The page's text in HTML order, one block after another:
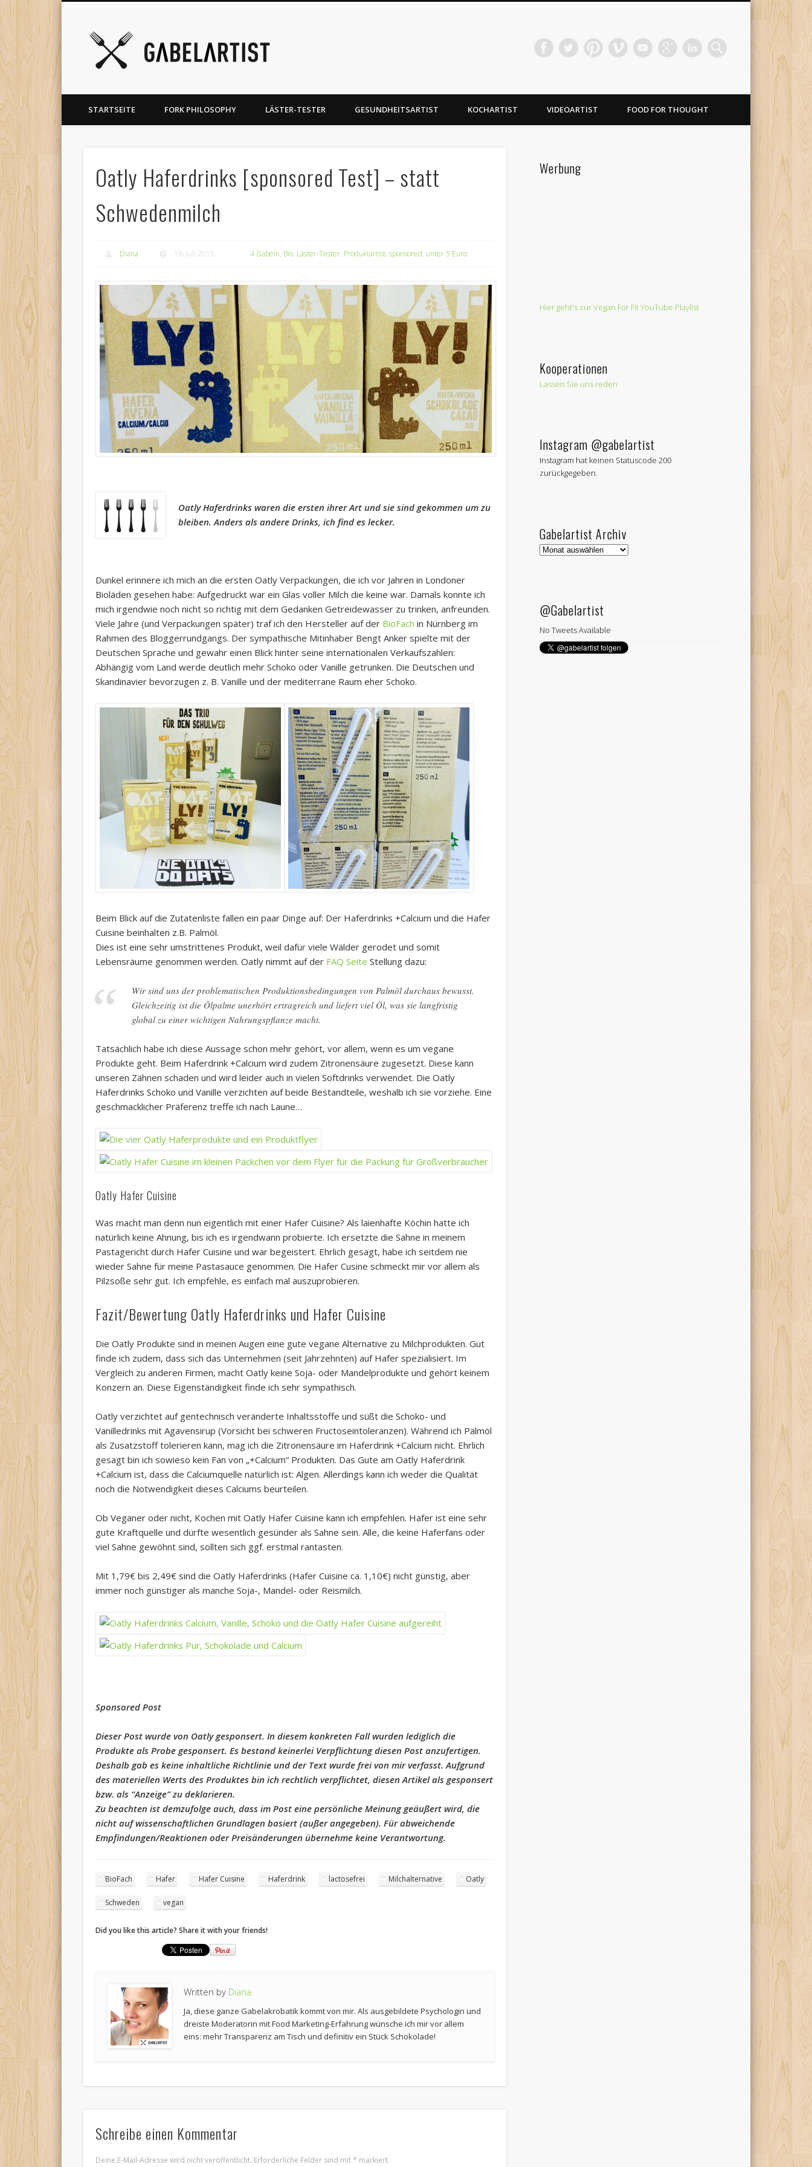
Foodblog für bewusste Ernährung – Restauranttests, Produkttests, Food Hacks
Vimeo Vimeo Google+ LinkedIn
STARTSEITE FORK PHILOSOPHY LÄSTER-TESTER GESUNDHEITSARTIST KOCHARTIST VIDEOARTIST FOOD FOR THOUGHT
Oatly Haferdrinks [sponsored Test] – statt
Schwedenmilch
Diana 16. Juli 2015 4 Gabeln, Bio, Läster-Tester, Produktartist,sponsored, unter 5 Euro
Oatly Haferdrinks waren die ersten ihrer Art und sie sind gekommen um zu
bleiben. Anders als andere Drinks, ich find es lecker.
Dunkel erinnere ich mich an die ersten Oatly Verpackungen, die ich vor Jahren in Londoner
Bioläden gesehen habe: Aufgedruckt war ein Glas voller Milch die keine war. Damals konnte ich
mich irgendwie noch nicht so richtig mit dem Gedanken Getreidewasser zu trinken, anfreunden.
Viele Jahre (und Verpackungen später) traf ich den Hersteller auf der BioFach in Nürnberg im
Rahmen des Bloggerrundgangs. Der sympathische Mitinhaber Bengt Anker spielte mit der
Deutschen Sprache und gewahr einen Blick hinter seine internationalen Verkaufszahlen:
Abhängig vom Land werde deutlich mehr Schoko oder Vanille getrunken. Die Deutschen und
Skandinavier bevorzugen z. B. Vanille und der mediterrane Raum eher Schoko.
Beim Blick auf die Zutatenliste fallen ein paar Dinge auf: Der Haferdrinks +Calcium und die Hafer
Cuisine beinhalten z.B. Palmöl.
Dies ist eine sehr umstrittenes Produkt, weil dafür viele Wälder gerodet und somit
Lebensräume genommen werden. Oatly nimmt auf der FAQ Seite Stellung dazu:
Wir sind uns der problematischen Produktionsbedingungen von Palmöl durchaus bewusst.
Gleichzeitig ist die Ölpalme unerhört ertragreich und liefert viel Öl, was sie langfristig
global zu einer wichtigen Nahrungspflanze macht.
Tatsächlich habe ich diese Aussage schon mehr gehört, vor allem, wenn es um vegane
Produkte geht. Beim Haferdrink +Calcium wird zudem Zitronensäure zugesetzt. Diese kann
unseren Zähnen schaden und wird leider auch in vielen Softdrinks verwendet. Die Oatly
Haferdrinks Schoko und Vanille verzichten auf beide Bestandteile, weshalb ich sie vorziehe. Eine
geschmacklicher Präferenz treffe ich nach Laune…
Oatly Hafer Cuisine
Was macht man denn nun eigentlich mit einer Hafer Cuisine? Als laienhafte Köchin hatte ich
natürlich keine Ahnung, bis ich es irgendwann probierte. Ich ersetzte die Sahne in meinem
Pastagericht durch Hafer Cuisine und war begeistert. Ehrlich gesagt, habe ich seitdem nie
wieder Sahne für meine Pastasauce genommen. Die Hafer Cusine schmeckt mir vor allem als
Pilzsoße sehr gut. Ich empfehle, es einfach mal auszuprobieren.
Fazit/Bewertung Oatly Haferdrinks und Hafer Cuisine
Die Oatly Produkte sind in meinen Augen eine gute vegane Alternative zu Milchprodukten. Gut
finde ich zudem, dass sich das Unternehmen (seit Jahrzehnten) auf Hafer spezialisiert. Im
Vergleich zu anderen Firmen, macht Oatly keine Soja- oder Mandelprodukte und gehört keinem
Konzern an. Diese Eigenständigkeit finde ich sehr sympathisch.
Oatly verzichtet auf gentechnisch veränderte Inhaltsstoffe und süßt die Schoko- und
Vanilledrinks mit Agavensirup (Vorsicht bei schweren Fructoseintoleranzen). Während ich Pälmöl
als Zusatzstoff tolerieren kann, mag ich die Zitronensäure im Haferdrink +Calcium nicht. Ehrlich
gesagt bin ich sowieso kein Fan von „+Calcium“ Produkten. Das Gute am Oatly Haferdrink
+Calcium ist, dass die Calciumquelle natürlich ist: Algen. Allerdings kann ich weder die Qualität
noch die Notwendigkeit dieses Calciums beurteilen.
Ob Veganer oder nicht, Kochen mit Oatly Hafer Cuisine kann ich empfehlen. Hafer ist eine sehr
gute Kraftquelle und dürfte wesentlich gesünder als Sahne sein. Alle, die keine Haferfans oder
viel Sahne gewöhnt sind, sollten sich ggf. erstmal rantasten.
Mit 1,79€ bis 2,49€ sind die Oatly Haferdrinks (Hafer Cuisine ca. 1,10€) nicht günstig, aber
immer noch günstiger als manche Soja-, Mandel- oder Reismilch.
Sponsored Post
Dieser Post wurde von Oatly gesponsert. In diesem konkreten Fall wurden lediglich die
Produkte als Probe gesponsert. Es bestand keinerlei Verpflichtung diesen Post anzufertigen.
Deshalb gab es keine inhaltliche Richtlinie und der Text wurde frei von mir verfasst. Aufgrund
des materiellen Werts des Produktes bin ich rechtlich verpflichtet, diesen Artikel als gesponsert
bzw. als “Anzeige” zu deklarieren.
Zu beachten ist demzufolge auch, dass im Post eine persönliche Meinung geäußert wird, die
nicht auf wissenschaftlichen Grundlagen basiert (außer angegeben). Für abweichende
Empfindungen/Reaktionen oder Preisänderungen übernehme keine Verantwortung.
BioFach Hafer Hafer Cuisine Haferdrink lactosefrei Milchalternative Oatly
Schweden vegan
Did you like this article? Share it with your friends!
Written by Diana
Ja, diese ganze Gabelakrobatik kommt von mir. Als ausgebildete Psychologin und
dreiste Moderatorin mit Food Marketing-Erfahrung wünsche ich mir vor allem
eins: mehr Transparenz am Tisch und definitiv ein Stück Schokolade!
Schreibe einen Kommentar
Deine E-Mail-Adresse wird nicht veröffentlicht. Erforderliche Felder sind mit* markiert
Werbung
Hier geht's zur Vegan For Fit YouTube Playlist
Kooperationen
Lassen Sie uns reden
Instagram @gabelartist
Instagram hat keinen Statuscode 200
zurückgegeben.
Gabelartist Archiv
Gabelartist
@Gabelartist
No Tweets Available